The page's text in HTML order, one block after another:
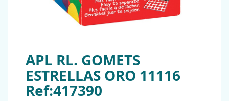
APL RL. GOMETS
ESTRELLAS ORO 11116
Ref:417390